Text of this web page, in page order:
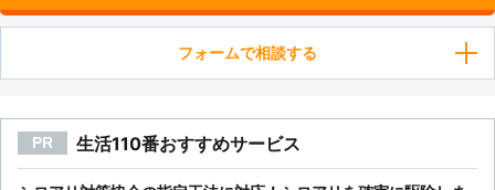
フォームで相談する
PR 生活110番おすすめサービス